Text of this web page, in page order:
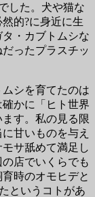
した。犬や猫な
的?に身近に生
・カブトムシな
ったプラスチッ
シを育てたのは
かに「ヒト世界
す。私の見る限
甘いものを与え
サ舐めて満足し
店でいくらでも
時のオモヒデと
というコトがあ